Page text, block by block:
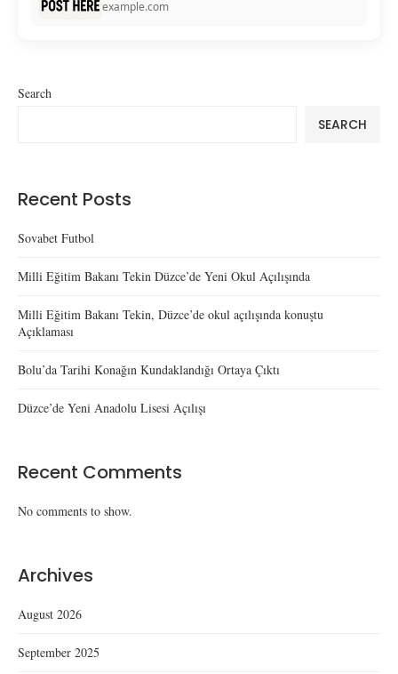
example.com
Search
SEARCH
Recent Posts
Sovabet Futbol
Milli Eğitim Bakanı Tekin Düzce’de Yeni Okul Açılışında
Milli Eğitim Bakanı Tekin, Düzce’de okul açılışında konuştu
Açıklaması
Bolu’da Tarihi Konağın Kundaklandığı Ortaya Çıktı
Düzce’de Yeni Anadolu Lisesi Açılışı
Recent Comments
No comments to show.
Archives
August 2026
September 2025